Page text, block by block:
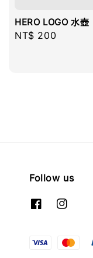
HERO LOGO 水壺
Regular
NT$ 200
Follow us